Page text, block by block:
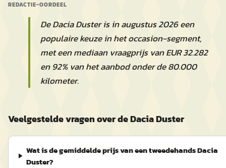
REDACTIE-OORDEEL
De Dacia Duster is in augustus 2026 een
populaire keuze in het occasion-segment,
met een mediaan vraagprijs van EUR 32.282
en 92% van het aanbod onder de 80.000
kilometer.
Veelgestelde vragen over de Dacia Duster
Wat is de gemiddelde prijs van een tweedehands Dacia
Duster?